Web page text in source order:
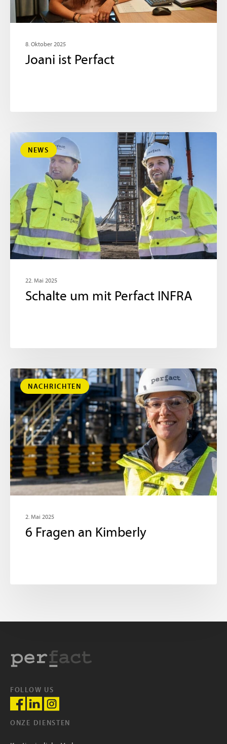
8. Oktober 2025
Joani ist Perfact
NEWS
22. Mai 2025
Schalte um mit Perfact INFRA
NACHRICHTEN
2. Mai 2025
6 Fragen an Kimberly
FOLLOW US
ONZE DIENSTEN